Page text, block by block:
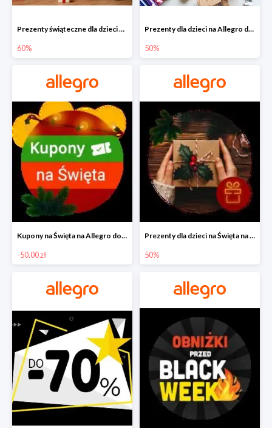
Prezenty świąteczne dla dzieci na Allegro do -60%
60%
Prezenty dla dzieci na Allegro do -50%
50%
Kupony na Święta na Allegro do -50 zł
-50.00 zł
Prezenty dla dzieci na Święta na Allegro do -50%
50%